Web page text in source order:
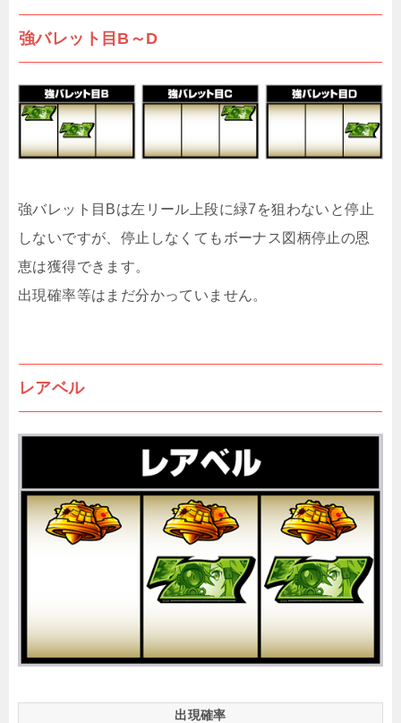
強バレット目B～D
強バレット目Bは左リール上段に緑7を狙わないと停止
しないですが、停止しなくてもボーナス図柄停止の恩
恵は獲得できます。
出現確率等はまだ分かっていません。
レアベル
出現確率